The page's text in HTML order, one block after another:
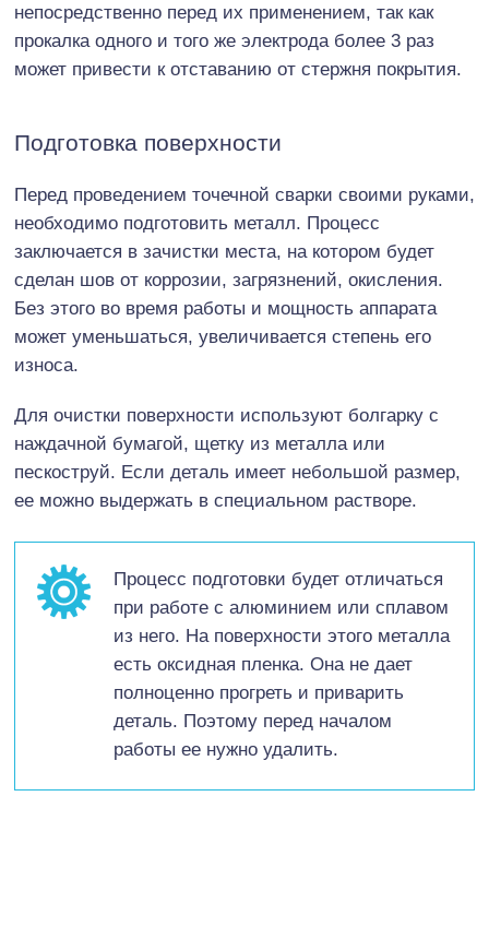
непосредственно перед их применением, так как
прокалка одного и того же электрода более 3 раз
может привести к отставанию от стержня покрытия.
Подготовка поверхности
Перед проведением точечной сварки своими руками,
необходимо подготовить металл. Процесс
заключается в зачистки места, на котором будет
сделан шов от коррозии, загрязнений, окисления.
Без этого во время работы и мощность аппарата
может уменьшаться, увеличивается степень его
износа.
Для очистки поверхности используют болгарку с
наждачной бумагой, щетку из металла или
пескоструй. Если деталь имеет небольшой размер,
ее можно выдержать в специальном растворе.
Процесс подготовки будет отличаться
при работе с алюминием или сплавом
из него. На поверхности этого металла
есть оксидная пленка. Она не дает
полноценно прогреть и приварить
деталь. Поэтому перед началом
работы ее нужно удалить.